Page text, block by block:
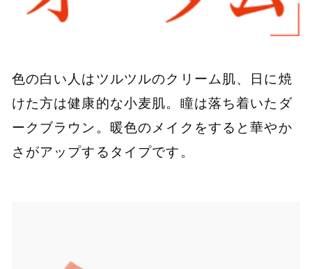
色の白い人はツルツルのクリーム肌、日に焼
けた方は健康的な小麦肌。瞳は落ち着いたダ
ークブラウン。暖色のメイクをすると華やか
さがアップするタイプです。